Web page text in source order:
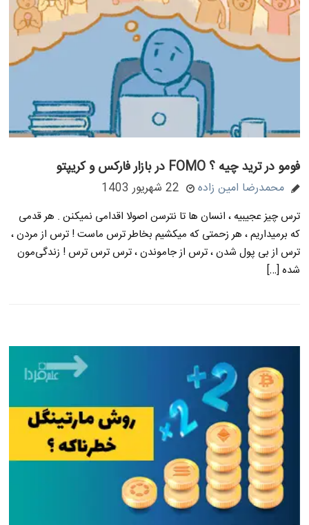
فومو در ترید چیه ؟ FOMO در بازار فارکس و کریپتو
محمدرضا امین زاده 22 شهریور 1403
ترس چیز عجیبیه ، انسان ها تا نترسن اصولا اقدامی نمیکنن . هر قدمی
که برمیداریم ، هر زحمتی که میکشیم بخاطر ترس ماست ! ترس از مردن ،
ترس از بی پول شدن ، ترس از جاموندن ، ترس ترس ترس ! زندگی‌مون
شده […]